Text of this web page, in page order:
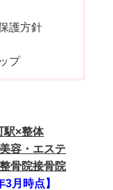
護方針
プ
駅×整体
容・エステ
骨院接骨院
3月時点】